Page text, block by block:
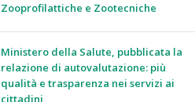
Zooprofilattiche e Zootecniche
Ministero della Salute, pubblicata la
relazione di autovalutazione: più
qualità e trasparenza nei servizi ai
cittadini